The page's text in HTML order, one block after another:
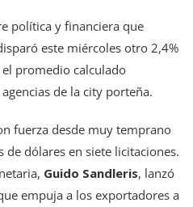
política y financiera que
este miércoles otro 2,4%
promedio calculado
de la city porteña.
fuerza desde muy temprano
dólares en siete licitaciones.
Guido Sandleris, lanzó
empuja a los exportadores a